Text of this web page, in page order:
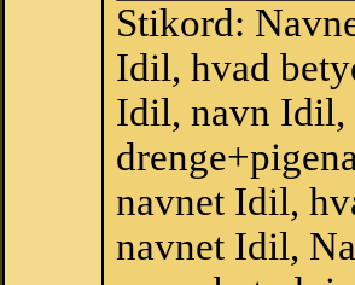
Stikord:
Idil, hvad
Idil, navn Idil,
navnet Idil,
navnet Idil,